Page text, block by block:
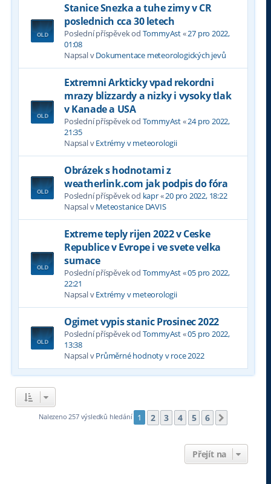
Stanice Snezka a tuhe zimy v CR
poslednich cca 30 letech
Poslední příspěvek od TommyAst«27 pro 2022,
01:08
Napsal vDokumentace meteorologických jevů
Extremni Arkticky vpad rekordni
mrazy blizzardy a nizky i vysoky tlak
v Kanade a USA
Poslední příspěvek od TommyAst«24 pro 2022,
21:35
Napsal vExtrémy v meteorologii
Obrázek s hodnotami z
weatherlink.com jak podpis do fóra
Poslední příspěvek od kapr«20 pro 2022, 18:22
Napsal vMeteostanice DAVIS
Extreme teply rijen 2022 v Ceske
Republice v Evrope i ve svete velka
sumace
Poslední příspěvek od TommyAst«05 pro 2022,
22:21
Napsal vExtrémy v meteorologii
Ogimet vypis stanic Prosinec 2022
Poslední příspěvek od TommyAst«05 pro 2022,
13:38
Napsal vPrůměrné hodnoty v roce 2022
Nalezeno 257 výsledků hledání 1 2 3 4 5 6
Přejít na